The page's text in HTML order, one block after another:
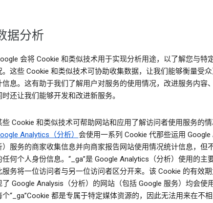
据分析
会将 Cookie 和类似技术用于实现分析用途，以了解您与特
。这些 Cookie 和类似技术可协助收集数据，让我们能够衡量受
信息。这有助于我们了解用户对服务的使用情况，改进服务内容
时还让我们能够开发和改进新服务。
些 Cookie 和类似技术可帮助网站和应用了解访问者使用服务的情
Analytics（分析） 会使用一系列 Cookie 代那些运用
）服务的商家收集信息并向商家报告网站使用情况统计信息，但
任何个人身份信息。“_ga”是 Google Analytics（分析）使用的主
服务将一位访问者与另一位访问者区分开来。该 Cookie 的有效
了 Google Analysis（分析）的网站（包括 Google 服务）均会使用
个“_ga”Cookie 都是专属于特定媒体资源的，因此无法用来在不